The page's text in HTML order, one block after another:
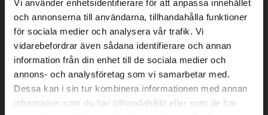
Vi använder enhetsidentifierare för att anpassa innehållet
och annonserna till användarna, tillhandahålla funktioner
för sociala medier och analysera vår trafik. Vi
vidarebefordrar även sådana identifierare och annan
information från din enhet till de sociala medier och
annons- och analysföretag som vi samarbetar med.
Dessa kan i sin tur kombinera informationen med annan
information som du har tillhandahållit eller som de har
Reka by Nexans
Hampus Sjögren
Försäljningschef
+46 738 414 026